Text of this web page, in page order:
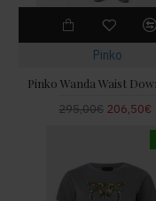
Pinko
295,00€ 206,50€